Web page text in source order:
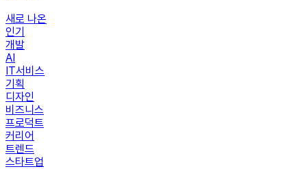
새로 나온
인기
개발
AI
IT서비스
기획
디자인
비즈니스
프로덕트
커리어
트렌드
스타트업